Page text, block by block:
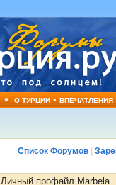
• О ТУРЦИИ•ВПЕЧАТЛЕНИЯ
Список Форумов
Личный профайл Marbela